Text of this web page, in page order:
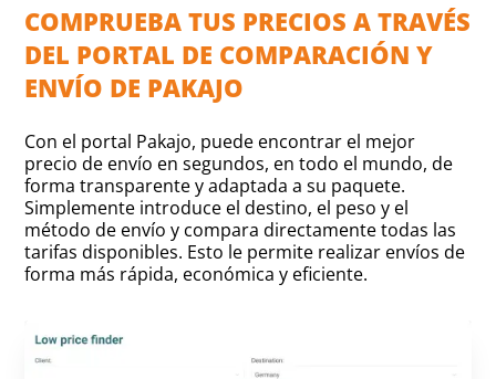
COMPRUEBA TUS PRECIOS A TRAVÉS
DEL PORTAL DE COMPARACIÓN Y
ENVÍO DE PAKAJO
Con el portal Pakajo, puede encontrar el mejor
precio de envío en segundos, en todo el mundo, de
forma transparente y adaptada a su paquete.
Simplemente introduce el destino, el peso y el
método de envío y compara directamente todas las
tarifas disponibles. Esto le permite realizar envíos de
forma más rápida, económica y eficiente.